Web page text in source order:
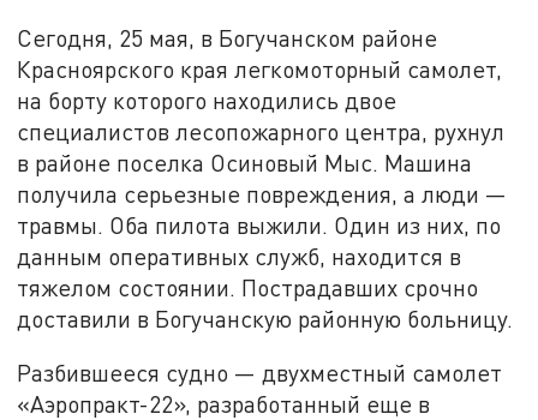
Сегодня, 25 мая, в Богучанском районе
Красноярского края легкомоторный самолет,
на борту которого находились двое
специалистов лесопожарного центра, рухнул
в районе поселка Осиновый Мыс. Машина
получила серьезные повреждения, а люди —
травмы. Оба пилота выжили. Один из них, по
данным оперативных служб, находится в
тяжелом состоянии. Пострадавших срочно
доставили в Богучанскую районную больницу.
Разбившееся судно — двухместный самолет
«Аэропракт-22», разработанный еще в